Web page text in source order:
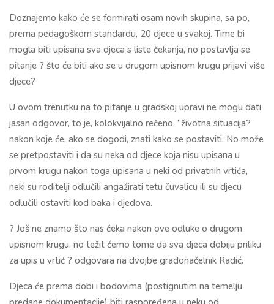
Doznajemo kako će se formirati osam novih skupina, sa po,
prema pedagoškom standardu, 20 djece u svakoj. Time bi
mogla biti upisana sva djeca s liste čekanja, no postavlja se
pitanje ? što će biti ako se u drugom upisnom krugu prijavi više
djece?
U ovom trenutku na to pitanje u gradskoj upravi ne mogu dati
jasan odgovor, to je, kolokvijalno rečeno, ”životna situacija?
nakon koje će, ako se dogodi, znati kako se postaviti. No može
se pretpostaviti i da su neka od djece koja nisu upisana u
prvom krugu nakon toga upisana u neki od privatnih vrtića,
neki su roditelji odlučili angažirati tetu čuvalicu ili su djecu
odlučili ostaviti kod baka i djedova.
? Još ne znamo što nas čeka nakon ove odluke o drugom
upisnom krugu, no težit ćemo tome da sva djeca dobiju priliku
za upis u vrtić ? odgovara na dvojbe gradonačelnik Radić.
Djeca će prema dobi i bodovima (postignutim na temelju